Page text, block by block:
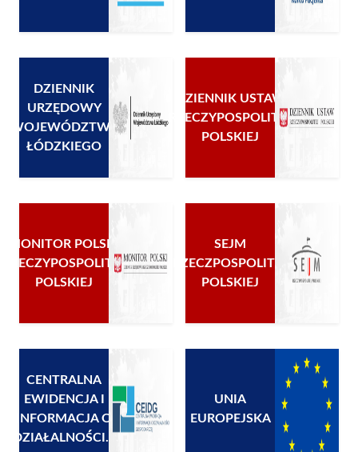
DZIENNIK
URZĘDOWY
WOJEWÓDZTWA
ŁÓDZKIEGO
DZIENNIK USTAW
RZECZYPOSPOLITEJ
POLSKIEJ
MONITOR POLSKI
RZECZYPOSPOLITEJ
POLSKIEJ
SEJM
RZECZPOSPOLITEJ
POLSKIEJ
CENTRALNA
EWIDENCJA I
INFORMACJA O
DZIAŁALNOŚCI...
UNIA
EUROPEJSKA